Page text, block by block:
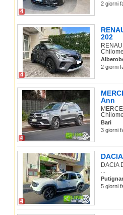
4
2 giorni
4
202
2 giorni
4
Ann
Bari
3 giorni
4
DACIA
...
5 giorni